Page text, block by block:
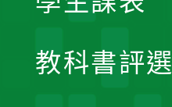
教科書評選